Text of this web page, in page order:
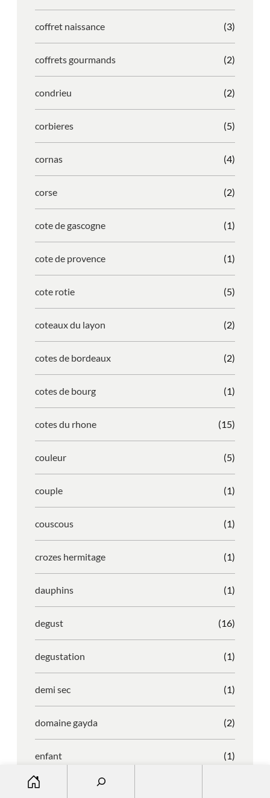
coffret naissance (3)
coffrets gourmands (2)
condrieu (2)
corbieres (5)
cornas (4)
corse (2)
cote de gascogne (1)
cote de provence (1)
cote rotie (5)
coteaux du layon (2)
cotes de bordeaux (2)
cotes de bourg (1)
cotes du rhone (15)
couleur (5)
couple (1)
couscous (1)
crozes hermitage (1)
dauphins (1)
degust (16)
degustation (1)
demi sec (1)
domaine gayda (2)
enfant (1)
entreprise